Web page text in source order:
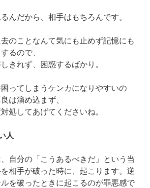
んだから、相手はもちろんです。
のことなんて気にも止めず記憶にも
るので、
きれず、困惑するばかり。
ってしまうケンカになりやすいの
は溜め込まず、
処してあげてくださいね。
人
自分の「こうあるべきだ」という当
相手が破った時に、起こります。逆
を破ったときに起こるのが罪悪感で